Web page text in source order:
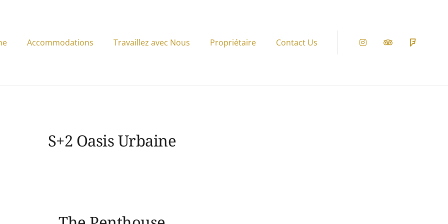
Accommodations Travaillez avec Nous Propriétaire Contact Us InstagramTripadvisor
S+2 Oasis Urbaine